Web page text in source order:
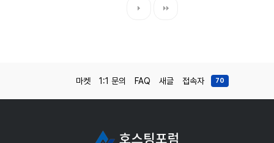
마켓 1:1 문의 FAQ 새글 접속자 70